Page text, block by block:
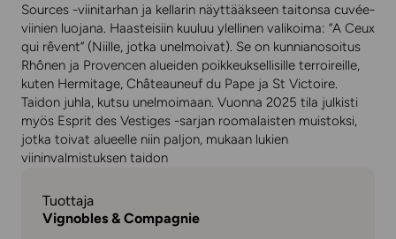
Sources -viinitarhan ja kellarin näyttääkseen taitonsa cuvée-
viinien luojana. Haasteisiin kuuluu ylellinen valikoima: ”A Ceux
qui rêvent” (Niille, jotka unelmoivat). Se on kunnianosoitus
Rhônen ja Provencen alueiden poikkeuksellisille terroireille,
kuten Hermitage, Châteauneuf du Pape ja St Victoire.
Taidon juhla, kutsu unelmoimaan. Vuonna 2025 tila julkisti
myös Esprit des Vestiges -sarjan roomalaisten muistoksi,
jotka toivat alueelle niin paljon, mukaan lukien
viininvalmistuksen taidon
Tuottaja
Vignobles & Compagnie